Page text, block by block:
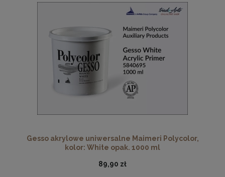
Gesso akrylowe uniwersalne Maimeri Polycolor,
kolor: White opak. 1000 ml
89,90 zł